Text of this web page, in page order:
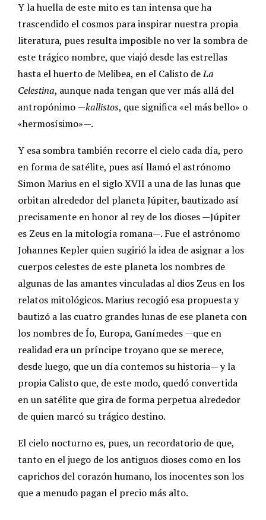
Y la huella de este mito es tan intensa que ha
trascendido el cosmos para inspirar nuestra propia
literatura, pues resulta imposible no ver la sombra de
este trágico nombre, que viajó desde las estrellas
hasta el huerto de Melibea, en el Calisto deLa
Celestina, aunque nada tengan que ver más allá del
antropónimo —kallistos, que significa «el más bello» o
«hermosísimo»—.
Y esa sombra también recorre el cielo cada día, pero
en forma de satélite, pues así llamó el astrónomo
Simon Marius en el siglo XVII a una de las lunas que
orbitan alrededor del planeta Júpiter, bautizado así
precisamente en honor al rey de los dioses —Júpiter
es Zeus en la mitología romana—. Fue el astrónomo
Johannes Kepler quien sugirió la idea de asignar a los
cuerpos celestes de este planeta los nombres de
algunas de las amantes vinculadas al dios Zeus en los
relatos mitológicos. Marius recogió esa propuesta y
bautizó a las cuatro grandes lunas de ese planeta con
los nombres de Ío, Europa, Ganímedes —que en
realidad era un príncipe troyano que se merece,
desde luego, que un día contemos su historia— y la
propia Calisto que, de este modo, quedó convertida
en un satélite que gira de forma perpetua alrededor
de quien marcó su trágico destino.
El cielo nocturno es, pues, un recordatorio de que,
tanto en el juego de los antiguos dioses como en los
caprichos del corazón humano, los inocentes son los
que a menudo pagan el precio más alto.